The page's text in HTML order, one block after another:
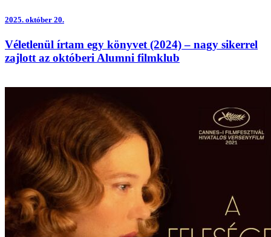
2025. október 20.
Véletlenül írtam egy könyvet (2024) – nagy sikerrel
zajlott az októberi Alumni filmklub